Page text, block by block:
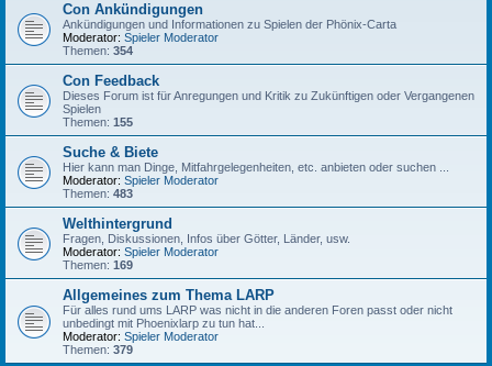
Con Ankündigungen
Ankündigungen und Informationen zu Spielen der Phönix-Carta
Moderator: Spieler Moderator
Themen: 354
Con Feedback
Dieses Forum ist für Anregungen und Kritik zu Zukünftigen oder Vergangenen
Spielen
Themen: 155
Suche & Biete
Hier kann man Dinge, Mitfahrgelegenheiten, etc. anbieten oder suchen ...
Moderator: Spieler Moderator
Themen: 483
Welthintergrund
Fragen, Diskussionen, Infos über Götter, Länder, usw.
Moderator: Spieler Moderator
Themen: 169
Allgemeines zum Thema LARP
Für alles rund ums LARP was nicht in die anderen Foren passt oder nicht
unbedingt mit Phoenixlarp zu tun hat...
Moderator: Spieler Moderator
Themen: 379